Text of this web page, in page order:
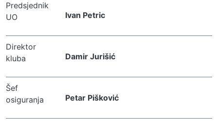
Predsjednik
UO
Ivan Petric
Direktor
kluba
Damir Jurišić
Šef
osiguranja
Petar Pišković